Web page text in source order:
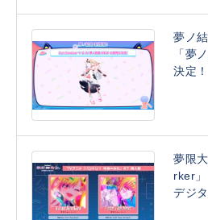
夢ノ
「夢
決定！
夢限
rker
デジ